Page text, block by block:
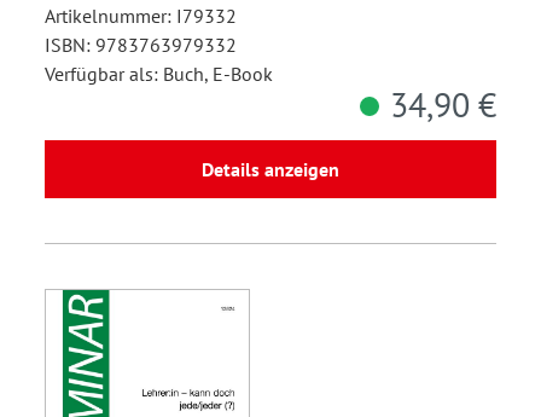
Artikelnummer: I79332
ISBN: 9783763979332
Verfügbar als: Buch, E-Book
34,90 €
Details anzeigen